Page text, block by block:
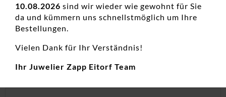
Creolen, Damenohrschmuck, Edelstahl, Neuheiten
10.08.2026 sind wir wieder wie gewohnt für Sie
da und kümmern uns schnellstmöglich um Ihre
Bestellungen.
Vielen Dank für Ihr Verständnis!
Ihr Juwelier Zapp Eitorf Team